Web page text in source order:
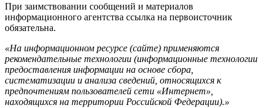
При заимствовании сообщений и материалов
информационного агентства ссылка на первоисточник
обязательна.
«На информационном ресурсе (сайте) применяются
рекомендательные технологии (информационные технологии
предоставления информации на основе сбора,
систематизации и анализа сведений, относящихся к
предпочтениям пользователей сети «Интернет»,
находящихся на территории Российской Федерации).»